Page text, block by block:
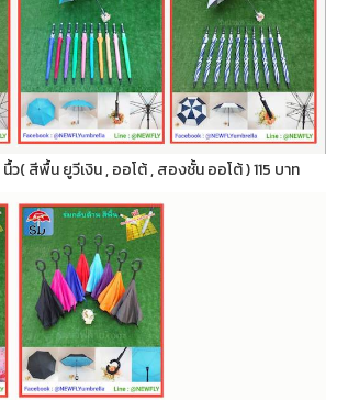
( สีพื้น ยูวีเงิน , ออโต้ , สองชั้น ออโต้ ) 115 บาท